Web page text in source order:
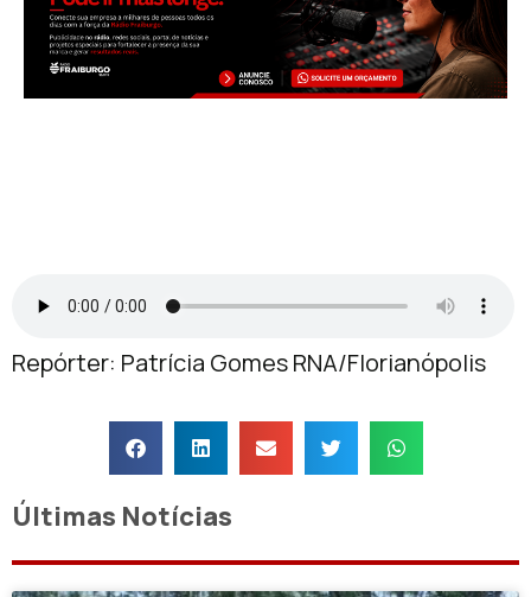
Repórter: Patrícia Gomes RNA/Florianópolis
Últimas Notícias